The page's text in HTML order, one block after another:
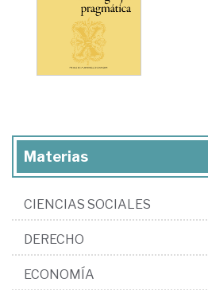
Materias
CIENCIAS SOCIALES
DERECHO
ECONOMÍA